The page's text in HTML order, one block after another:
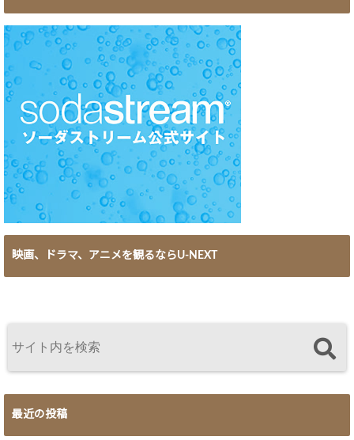
映画、ドラマ、アニメを観るならU-NEXT
最近の投稿